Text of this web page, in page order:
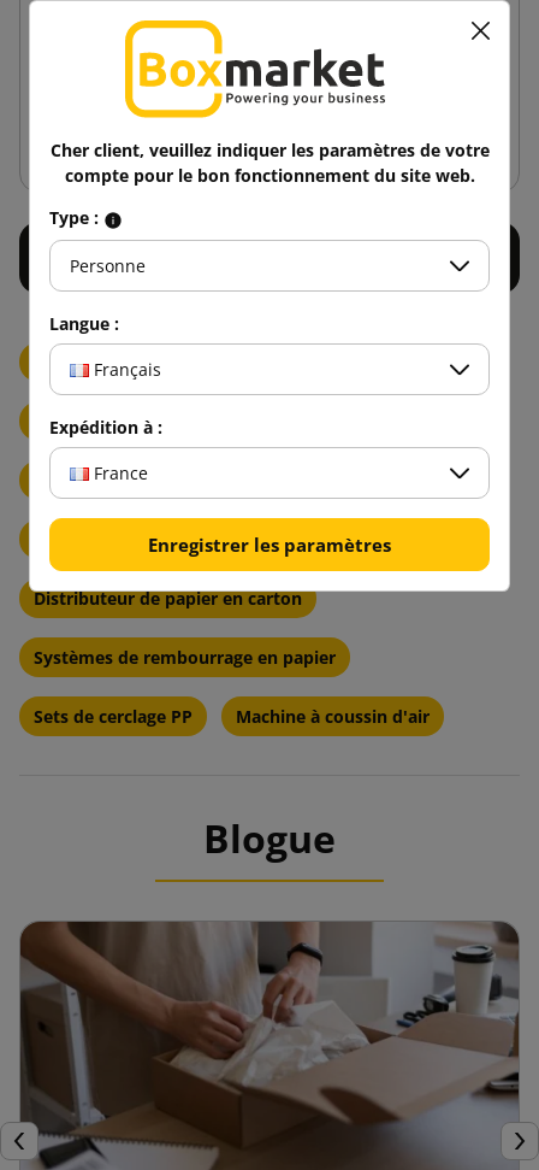
de 56,44 € TTC
Distributeur de ruban adhésif manuel
Distributeur de ruban adhésif humide en papier
Distributeur de papier d'emballage ActivaWrap
Distributeur de papier alvéolé WrapPak
Distributeur de papier en carton
Systèmes de rembourrage en papier
Sets de cerclage PP Machine à coussin d'air
Blogue
Précédent
Cher client, veuillez indiquer les paramètres de votre
compte pour le bon fonctionnement du site web.
Type :
Personne
Langue :
Français
Expédition à :
France
Enregistrer les paramètres